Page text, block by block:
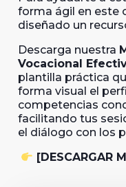
forma ágil en este
diseñado un
Descarga nuestra
Vocacional
plantilla práctica
forma visual el
competencias
facilitando tus
el diálogo con los
[DESCARGAR